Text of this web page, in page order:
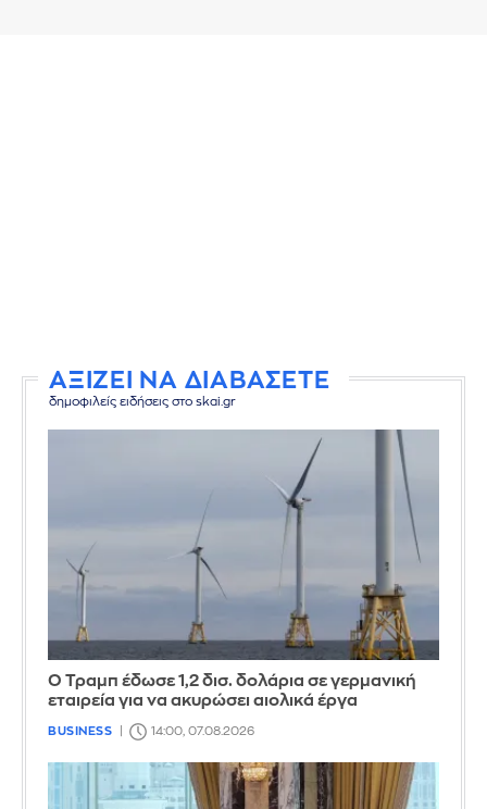
ΑΞΙΖΕΙ ΝΑ ΔΙΑΒΑΣΕΤΕ
δημοφιλείς ειδήσεις στο skai.gr
Ο Τραμπ έδωσε 1,2 δισ. δολάρια σε γερμανική
εταιρεία για να ακυρώσει αιολικά έργα
BUSINESS 14:00, 07.08.2026